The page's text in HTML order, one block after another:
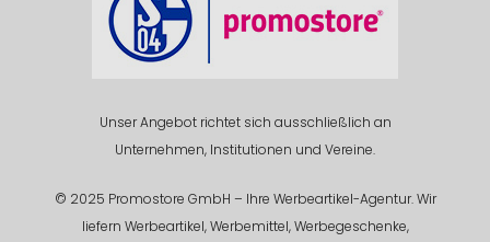
Unser Angebot richtet sich ausschließlich an
Unternehmen, Institutionen und Vereine.
© 2025 Promostore GmbH – Ihre Werbeartikel-Agentur. Wir
liefern Werbeartikel, Werbemittel, Werbegeschenke,